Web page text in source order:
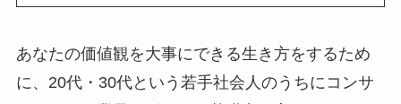
あなたの価値観を大事にできる生き方をするため
に、20代・30代という若手社会人のうちにコンサ